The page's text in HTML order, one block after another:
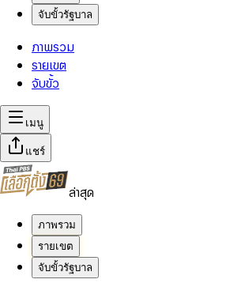
จับขั้วรัฐบาล
ภาพรวม
รายเขต
จับขั้ว
เมนู
แชร์
ล่าสุด
ภาพรวม
รายเขต
จับขั้วรัฐบาล